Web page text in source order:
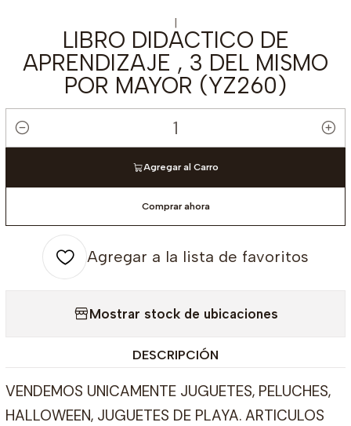
|
LIBRO DIDACTICO DE
APRENDIZAJE , 3 DEL MISMO
POR MAYOR (YZ260)
Cantidad
Agregar al Carro
Comprar ahora
Agregar a la lista de favoritos
Mostrar stock de ubicaciones
DESCRIPCIÓN
VENDEMOS UNICAMENTE JUGUETES, PELUCHES,
HALLOWEEN, JUGUETES DE PLAYA. ARTICULOS